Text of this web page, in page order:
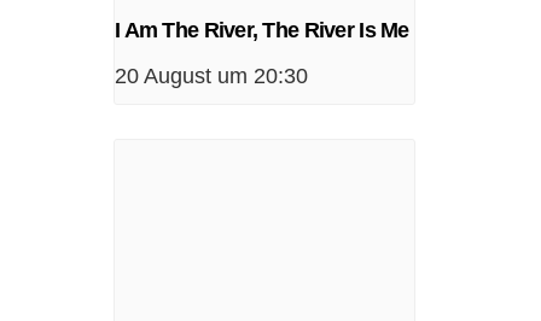
I Am The River, The River Is Me
20 August um 20:30